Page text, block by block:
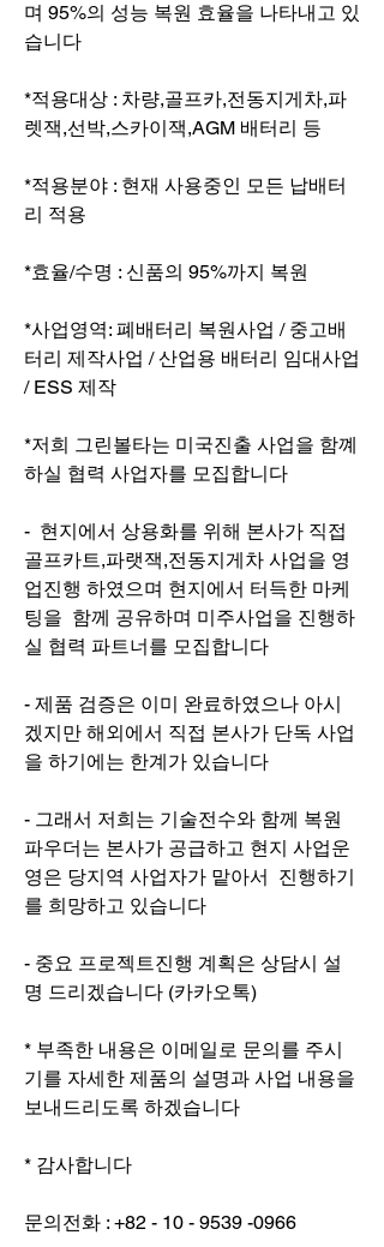
며 95%의 성능 복원 효율을 나타내고 있
습니다
*적용대상 : 차량,골프카,전동지게차,파
렛잭,선박,스카이잭,AGM 배터리 등
*적용분야 : 현재 사용중인 모든 납배터
리 적용
*효율/수명 : 신품의 95%까지 복원
*사업영역: 폐배터리 복원사업 / 중고배
터리 제작사업 / 산업용 배터리 임대사업
/ ESS 제작
*저희 그린볼타는 미국진출 사업을 함꼐
하실 협력 사업자를 모집합니다
-  현지에서 상용화를 위해 본사가 직접
골프카트,파랫잭,전동지게차 사업을 영
업진행 하였으며 현지에서 터득한 마케
팅을  함께 공유하며 미주사업을 진행하
실 협력 파트너를 모집합니다
- 제품 검증은 이미 완료하였으나 아시
겠지만 해외에서 직접 본사가 단독 사업
을 하기에는 한계가 있습니다
- 그래서 저희는 기술전수와 함께 복원
파우더는 본사가 공급하고 현지 사업운
영은 당지역 사업자가 맡아서  진행하기
를 희망하고 있습니다
- 중요 프로젝트진행 계획은 상담시 설
명 드리겠습니다 (카카오톡)
* 부족한 내용은 이메일로 문의를 주시
기를 자세한 제품의 설명과 사업 내용을
보내드리도록 하겠습니다
* 감사합니다
문의전화 : +82 - 10 - 9539 -0966